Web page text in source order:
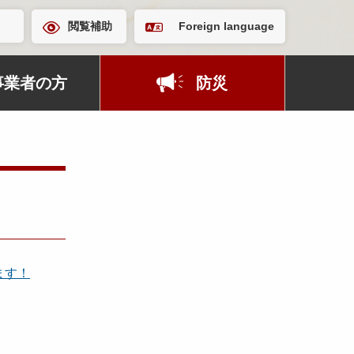
閲覧補助 Foreign language
業者の方 防災
！